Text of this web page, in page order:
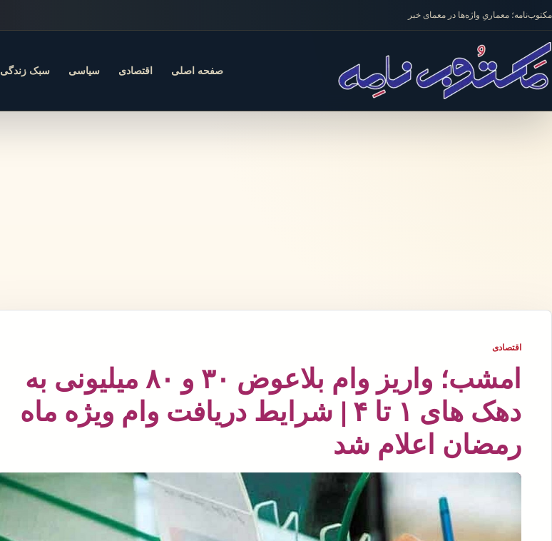
رفتن به محتوا
مکتوب‌نامه؛ معماریِ واژه‌ها در معمای خبر
صفحه اصلی اقتصادی سیاسی سبک زندگی
اقتصادی
امشب؛ واریز وام بلاعوض ۳۰ و ۸۰ میلیونی به
دهک های ۱ تا ۴ | شرایط دریافت وام ویژه ماه
رمضان اعلام شد